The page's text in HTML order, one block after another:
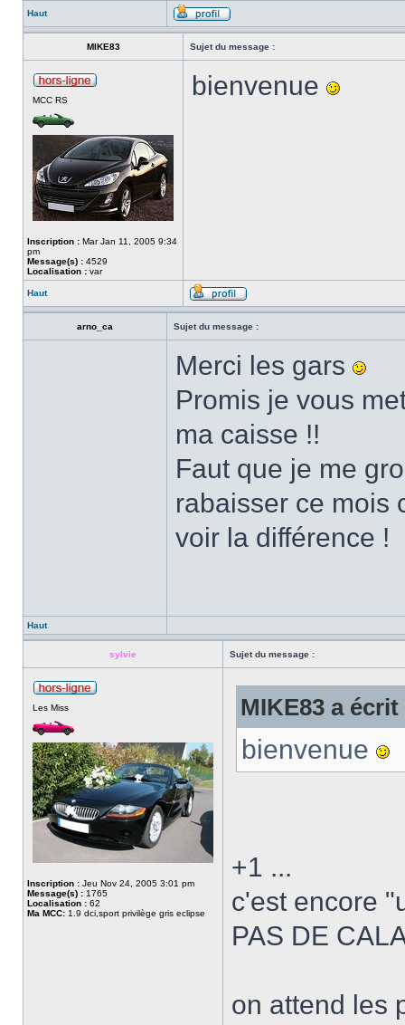
Haut
MIKE83 Sujet du message :
MCC RS
Inscription : Mar Jan 11, 2005 9:34
pm
Message(s) : 4529
Localisation : var
bienvenue
Haut
arno_ca Sujet du message :
Merci les gars
Promis je vous
ma caisse !!
Faut que je me
rabaisser ce mois
voir la différence !
Haut
sylvie Sujet du message :
Les Miss
Inscription : Jeu Nov 24, 2005 3:01 pm
Message(s) : 1765
Localisation : 62
Ma MCC: 1.9 dci,sport privilège gris eclipse
MIKE83 a écrit
bienvenue
+1 ...
c'est encore
PAS DE
on attend les